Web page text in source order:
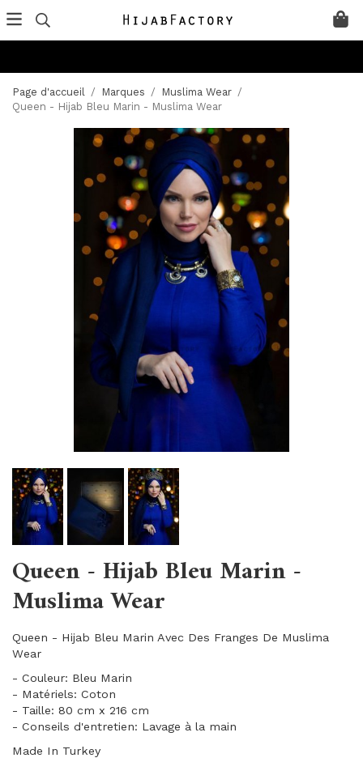
Page d'accueil / Marques / Muslima Wear /
Queen - Hijab Bleu Marin - Muslima Wear
Queen - Hijab Bleu Marin -
Muslima Wear
Queen - Hijab Bleu Marin Avec Des Franges De Muslima
Wear
- Couleur: Bleu Marin
- Matériels: Coton
- Taille: 80 cm x 216 cm
- Conseils d'entretien: Lavage à la main
Made In Turkey